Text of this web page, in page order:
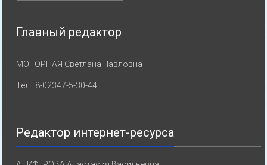
Главный редактор
МОТОРНАЯ Светлана Павловна
Тел.: 8-02347-5-30-44.
Редактор интернет-ресурса